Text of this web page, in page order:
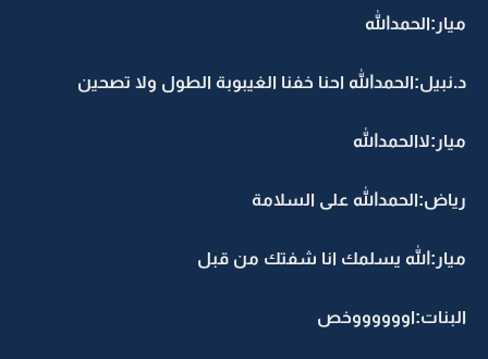
ميار:الحمدالله
د.نبيل:الحمدالله احنا خفنا الغيبوبة الطول ولا تصحين
ميار:لاالحمدالله
رياض:الحمدالله على السلامة
ميار:الله يسلمك انا شفتك من قبل
البنات:اووووووخص